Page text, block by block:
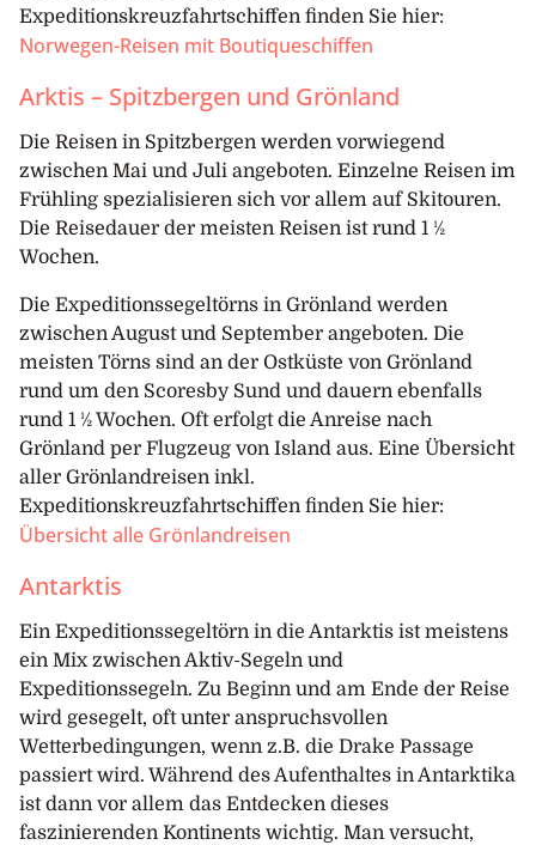
Expeditionskreuzfahrtschiffen finden Sie hier:
Norwegen-Reisen mit Boutiqueschiffen
Arktis – Spitzbergen und Grönland
Die Reisen in Spitzbergen werden vorwiegend
zwischen Mai und Juli angeboten. Einzelne Reisen im
Frühling spezialisieren sich vor allem auf Skitouren.
Die Reisedauer der meisten Reisen ist rund 1 ½
Wochen.
Die Expeditionssegeltörns in Grönland werden
zwischen August und September angeboten. Die
meisten Törns sind an der Ostküste von Grönland
rund um den Scoresby Sund und dauern ebenfalls
rund 1 ½ Wochen. Oft erfolgt die Anreise nach
Grönland per Flugzeug von Island aus. Eine Übersicht
aller Grönlandreisen inkl.
Expeditionskreuzfahrtschiffen finden Sie hier:
Übersicht alle Grönlandreisen
Antarktis
Ein Expeditionssegeltörn in die Antarktis ist meistens
ein Mix zwischen Aktiv-Segeln und
Expeditionssegeln. Zu Beginn und am Ende der Reise
wird gesegelt, oft unter anspruchsvollen
Wetterbedingungen, wenn z.B. die Drake Passage
passiert wird. Während des Aufenthaltes in Antarktika
ist dann vor allem das Entdecken dieses
faszinierenden Kontinents wichtig. Man versucht,